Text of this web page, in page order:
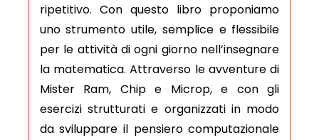
ripetitivo. Con questo libro proponiamo
uno strumento utile, semplice e flessibile
per le attività di ogni giorno nell’insegnare
la matematica. Attraverso le avventure di
Mister Ram, Chip e Microp, e con gli
esercizi strutturati e organizzati in modo
da sviluppare il pensiero computazionale